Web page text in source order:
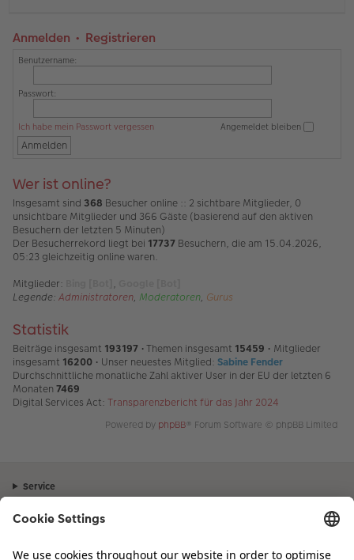
Anmelden • Registrieren
Benutzername:
Passwort:
Ich habe mein Passwort vergessen Angemeldet bleiben
Wer ist online?
Insgesamt sind 368 Besucher online :: 2 sichtbare Mitglieder, 0
unsichtbare Mitglieder und 366 Gäste (basierend auf den aktiven
Besuchern der letzten 5 Minuten)
Der Besucherrekord liegt bei 17737 Besuchern, die am 15.04.2026,
05:23 gleichzeitig online waren.
Mitglieder:
,
Legende: Administratoren, Moderatoren, Gurus
Statistik
Beiträge insgesamt 193197 • Themen insgesamt 15459 • Mitglieder
insgesamt 16200 • Unser neuestes Mitglied: Sabine Fender
Durchschnittliche monatliche Zahl aktiver User in der EU der letzten 6
Monaten 7469
Digital Services Act: Transparenzbericht für das Jahr 2024
Powered by phpBB® Forum Software © phpBB Limited
Service